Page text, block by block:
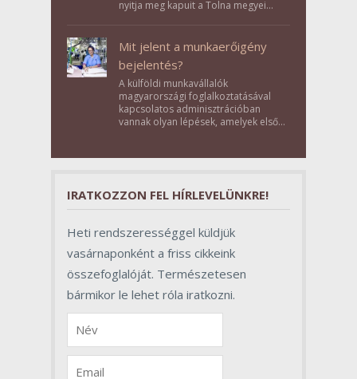
nyitja meg kapuit a Tolna megyei
Mit jelent a munkaerőigény
bejelentés?
A külföldi munkavállalók
magyarországi foglalkoztatásával
kapcsolatos adminisztrációban
vannak olyan lépések, amelyek első
szerepet töltenek be az egész
IRATKOZZON FEL HÍRLEVELÜNKRE!
Heti rendszerességgel küldjük
vasárnaponként a friss cikkeink
összefoglalóját. Természetesen
bármikor le lehet róla iratkozni.